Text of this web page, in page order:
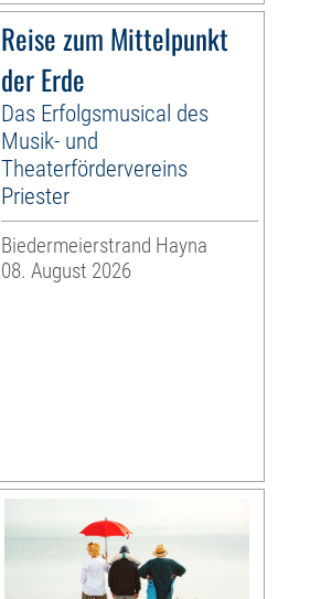
Reise zum Mittelpunkt
der Erde
Das Erfolgsmusical des
Musik- und
Theaterfördervereins
Priester
Biedermeierstrand Hayna
08. August 2026